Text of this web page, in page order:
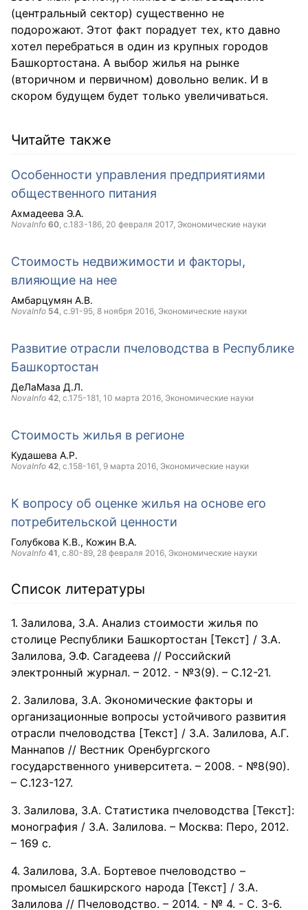
(центральный сектор) существенно не
подорожают. Этот факт порадует тех, кто давно
хотел перебраться в один из крупных городов
Башкортостана. А выбор жилья на рынке
(вторичном и первичном) довольно велик. И в
скором будущем будет только увеличиваться.
Читайте также
Особенности управления предприятиями
общественного питания
Ахмадеева Э.А.
NovaInfo 60, с.183-186, 20 февраля 2017, Экономические науки
Стоимость недвижимости и факторы,
влияющие на нее
Амбарцумян А.В.
NovaInfo 54, с.91-95, 8 ноября 2016, Экономические науки
Развитие отрасли пчеловодства в Республике
Башкортостан
ДеЛаМаза Д.Л.
NovaInfo 42, с.175-181, 10 марта 2016, Экономические науки
Стоимость жилья в регионе
Кудашева А.Р.
NovaInfo 42, с.158-161, 9 марта 2016, Экономические науки
К вопросу об оценке жилья на основе его
потребительской ценности
Голубкова К.В. Кожин В.А.
NovaInfo 41, с.80-89, 28 февраля 2016, Экономические науки
Список литературы
Залилова, З.А. Анализ стоимости жилья по
столице Республики Башкортостан [Текст] / З.А.
Залилова, Э.Ф. Сагадеева // Российский
электронный журнал. – 2012. - №3(9). – С.12-21.
Залилова, З.А. Экономические факторы и
организационные вопросы устойчивого развития
отрасли пчеловодства [Текст] / З.А. Залилова, А.Г.
Маннапов // Вестник Оренбургского
государственного университета. – 2008. - №8(90).
– С.123-127.
Залилова, З.А. Статистика пчеловодства [Текст]:
монография / З.А. Залилова. – Москва: Перо, 2012.
– 169 с.
Залилова, З.А. Бортевое пчеловодство –
промысел башкирского народа [Текст] / З.А.
Залилова // Пчеловодство. – 2014. - № 4. - С. 3-6.